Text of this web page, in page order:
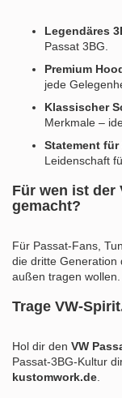
Legendäres
Passat 3BG.
Premium
jede
Klassischer
Merkmale –
Statement
Leidenschaft
Für wen ist der
gemacht?
Für Passat-Fans,
die dritte Generation
außen tragen wollen.
Trage VW-
Hol dir den VW
Passat-3BG-Kultur
kustomwork.de